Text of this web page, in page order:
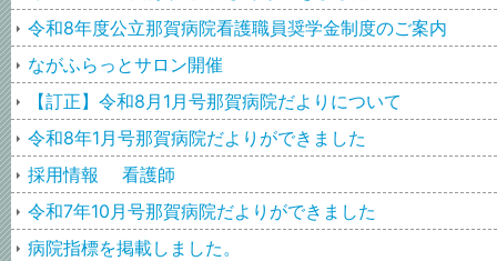
令和8年度公立那賀病院看護職員奨学金制度のご案内
ながふらっとサロン開催
【訂正】令和8月1月号那賀病院だよりについて
令和8年1月号那賀病院だよりができました
採用情報 看護師
令和7年10月号那賀病院だよりができました
病院指標を掲載しました。